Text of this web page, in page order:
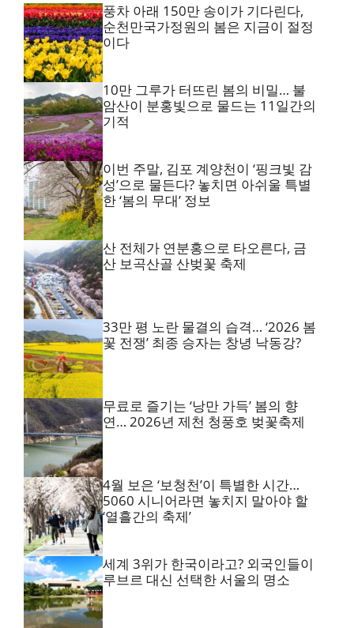
풍차 아래 150만 송이가 기다린다,
순천만국가정원의 봄은 지금이 절정
이다
10만 그루가 터뜨린 봄의 비밀… 불
암산이 분홍빛으로 물드는 11일간의
기적
이번 주말, 김포 계양천이 ‘핑크빛 감
성’으로 물든다? 놓치면 아쉬울 특별
한 ‘봄의 무대’ 정보
산 전체가 연분홍으로 타오른다, 금
산 보곡산골 산벚꽃 축제
33만 평 노란 물결의 습격… ‘2026 봄
꽃 전쟁’ 최종 승자는 창녕 낙동강?
무료로 즐기는 ‘낭만 가득’ 봄의 향
연… 2026년 제천 청풍호 벚꽃축제
4월 보은 ‘보청천’이 특별한 시간…
5060 시니어라면 놓치지 말아야 할
‘열흘간의 축제’
세계 3위가 한국이라고? 외국인들이
루브르 대신 선택한 서울의 명소